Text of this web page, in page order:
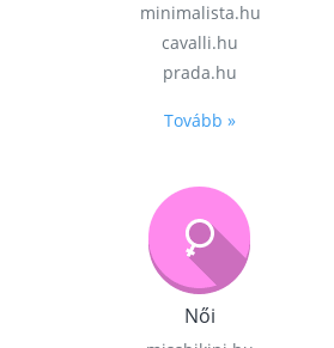
minimalista.hu
cavalli.hu
prada.hu
Tovább »
Női